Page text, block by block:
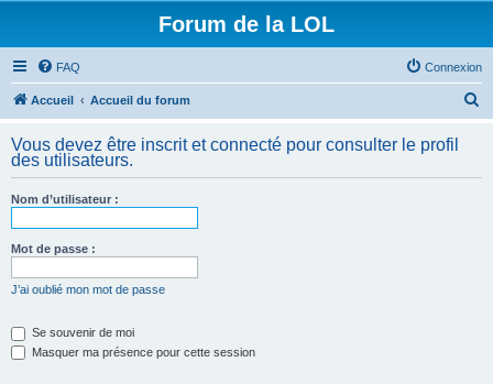
Forum de la LOL
FAQ Connexion
Accueil Accueil du forum
h
Vous devez être inscrit et connecté pour consulter le profil
des utilisateurs.
Nom d’utilisateur :
Mot de passe :
J’ai oublié mon mot de passe
Se souvenir de moi
Masquer ma présence pour cette session